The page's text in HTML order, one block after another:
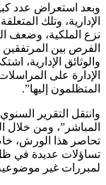
وبعد استعراض عدد
الإدارية، وتلك
نزع الملكية، وضعف
الفرص بين
والوثائق الإدارية،
الإدارة على
المتظلمون إليها”.
وانتقل التقرير
المباشر”، ومن خلال
تحاصر هذا الورش،
تساؤلات عديدة في
لمبررات غير